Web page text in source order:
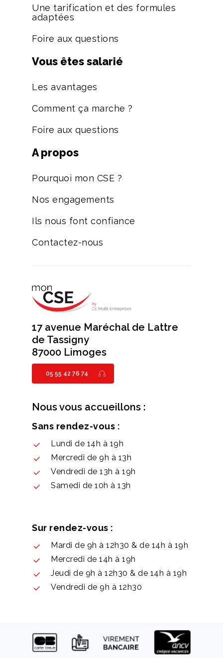
Une tarification et des formules
adaptées
Foire aux questions
Vous êtes salarié
Les avantages
Comment ça marche ?
Foire aux questions
A propos
Pourquoi mon CSE ?
Nos engagements
Ils nous font confiance
Contactez-nous
17 avenue Maréchal de Lattre
de Tassigny
87000 Limoges
05 55 42 76 74
Nous vous accueillons :
Sans rendez-vous :
Lundi de 14h à 19h
Mercredi de 9h à 13h
Vendredi de 13h à 19h
Samedi de 10h à 13h
Sur rendez-vous :
Mardi de 9h à 12h30 & de 14h à 19h
Mercredi de 14h à 19h
Jeudi de 9h à 12h30 & de 14h à 19h
Vendredi de 9h à 12h30